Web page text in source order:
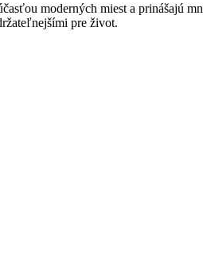
moderných miest a prinášajú
pre život.